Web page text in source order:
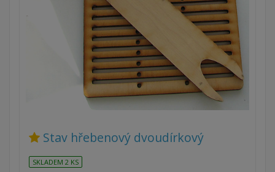
Stav hřebenový dvoudírkový
SKLADEM 2 KS